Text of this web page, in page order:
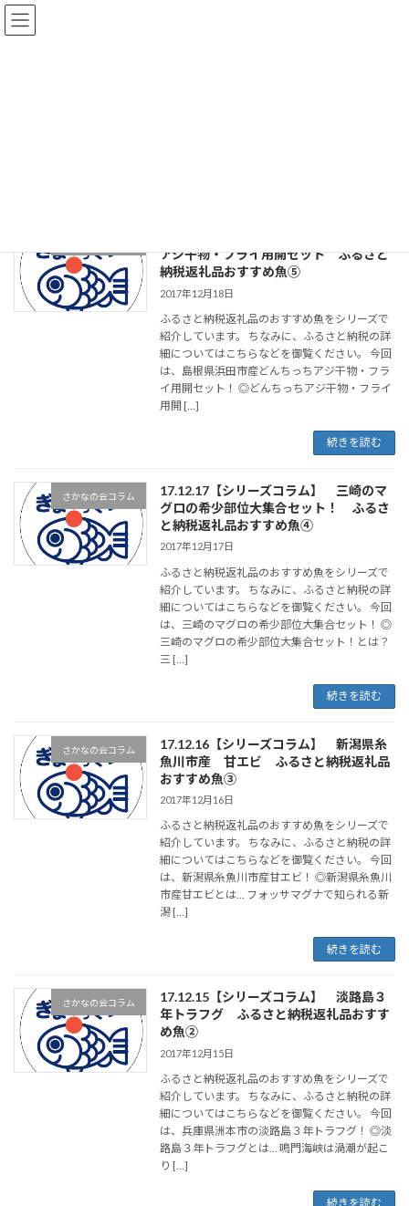
コ
ン
ナ
ビ
アジ干物・フライ用開セット ふるさと
納税返礼品おすすめ魚⑤
2017年12月18日
ふるさと納税返礼品のおすすめ魚をシリーズで
紹介しています。 ちなみに、ふるさと納税の詳
細についてはこちらなどを御覧ください。 今回
は、島根県浜田市産どんちっちアジ干物・フラ
イ用開セット！ ◎どんちっちアジ干物・フライ
用開 […]
続きを読む
さかなの会コラム
17.12.17【シリーズコラム】 三崎のマ
グロの希少部位大集合セット！ ふるさ
と納税返礼品おすすめ魚④
2017年12月17日
ふるさと納税返礼品のおすすめ魚をシリーズで
紹介しています。 ちなみに、ふるさと納税の詳
細についてはこちらなどを御覧ください。 今回
は、三崎のマグロの希少部位大集合セット！ ◎
三崎のマグロの希少部位大集合セット！とは？
三 […]
続きを読む
さかなの会コラム
17.12.16【シリーズコラム】 新潟県糸
魚川市産 甘エビ ふるさと納税返礼品
おすすめ魚③
2017年12月16日
ふるさと納税返礼品のおすすめ魚をシリーズで
紹介しています。 ちなみに、ふるさと納税の詳
細についてはこちらなどを御覧ください。 今回
は、新潟県糸魚川市産甘エビ！ ◎新潟県糸魚川
市産甘エビとは… フォッサマグナで知られる新
潟 […]
続きを読む
さかなの会コラム
17.12.15【シリーズコラム】 淡路島３
年トラフグ ふるさと納税返礼品おすす
め魚②
2017年12月15日
ふるさと納税返礼品のおすすめ魚をシリーズで
紹介しています。 ちなみに、ふるさと納税の詳
細についてはこちらなどを御覧ください。 今回
は、兵庫県洲本市の淡路島３年トラフグ！ ◎淡
路島３年トラフグとは… 鳴門海峡は渦潮が起こ
り […]
続きを読む